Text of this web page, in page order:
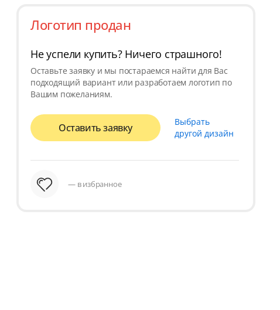
Логотип продан
Не успели купить? Ничего страшного!
Оставьте заявку и мы постараемся найти для Вас
подходящий вариант или разработаем логотип по
Вашим пожеланиям.
Оставить заявку
Выбрать
другой дизайн
— в избранное